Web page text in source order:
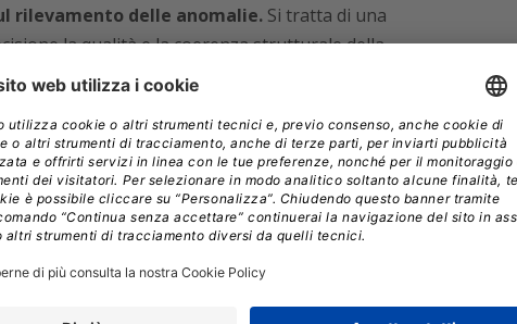
rilevamento delle anomalie.Si tratta di una
la qualità e la coerenza strutturale della
di ripetibilità. La machine vision è stata
per l’ispezione di parti e assemblaggi.
calcolo utilizzata nell’elaborazione
più efficiente ed economica.Ciò consente di
avanzate come l’elaborazione di
di controllo più complesse.
vision continueranno a contribuire a una
la capacità di acquisire, elaborare, interpretare e